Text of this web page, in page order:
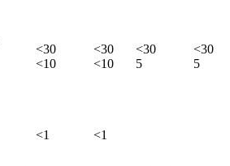
<30
<10
<30
<10
<30
5
<30
5
<1 <1